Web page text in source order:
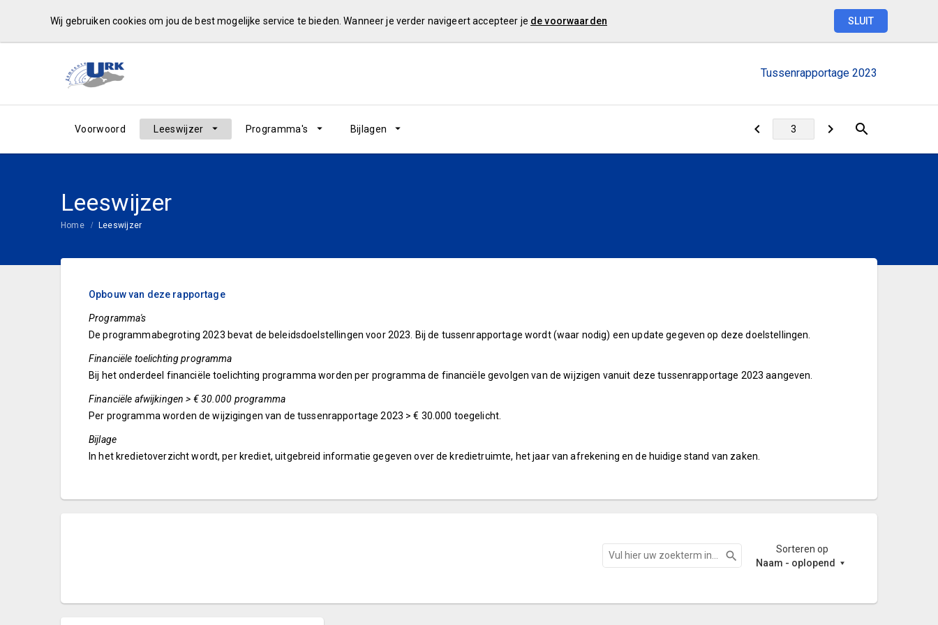
Wij gebruiken cookies om jou de best mogelijke service te bieden. Wanneer je verder navigeert accepteer je de voorwaarden SLUIT
Tussenrapportage 2023
Voorwoord Leeswijzer Programma's Bijlagen
Leeswijzer
Home Leeswijzer
Opbouw van deze rapportage
Programma's
De programmabegroting 2023 bevat de beleidsdoelstellingen voor 2023. Bij de tussenrapportage wordt (waar nodig) een update gegeven op deze doelstellingen.
Financiële toelichting programma
Bij het onderdeel financiële toelichting programma worden per programma de financiële gevolgen van de wijzigen vanuit deze tussenrapportage 2023 aangeven.
Financiële afwijkingen > € 30.000 programma
Per programma worden de wijzigingen van de tussenrapportage 2023 > € 30.000 toegelicht.
Bijlage
In het kredietoverzicht wordt, per krediet, uitgebreid informatie gegeven over de kredietruimte, het jaar van afrekening en de huidige stand van zaken.
Zoeken
Sorteren op
Naam - oplopend